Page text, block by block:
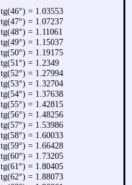
tg(46°) = 1.03553
tg(47°) = 1.07237
tg(48°) = 1.11061
tg(49°) = 1.15037
tg(50°) = 1.19175
tg(51°) = 1.2349
tg(52°) = 1.27994
tg(53°) = 1.32704
tg(54°) = 1.37638
tg(55°) = 1.42815
tg(56°) = 1.48256
tg(57°) = 1.53986
tg(58°) = 1.60033
tg(59°) = 1.66428
tg(60°) = 1.73205
tg(61°) = 1.80405
tg(62°) = 1.88073